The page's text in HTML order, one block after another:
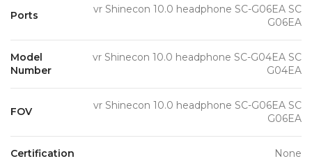
Ports
vr Shinecon 10.0 headphone SC-G06EA SC
G06EA
Model
Number
vr Shinecon 10.0 headphone SC-G04EA SC
G04EA
FOV
vr Shinecon 10.0 headphone SC-G06EA SC
G06EA
Certification None